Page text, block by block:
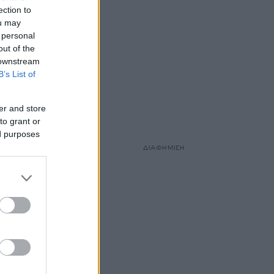
to
may
of the
List of
and store
grant or
purposes
ΔΙΑΦΗΜΙΣΗ